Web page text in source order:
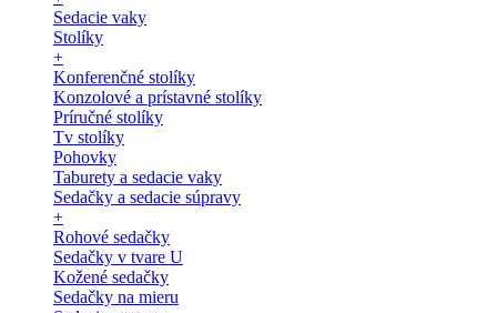
Sedacie vaky
Stolíky
+
Konferenčné stolíky
Konzolové a prístavné stolíky
Príručné stolíky
Tv stolíky
Pohovky
Taburety a sedacie vaky
Sedačky a sedacie súpravy
+
Rohové sedačky
Sedačky v tvare U
Kožené sedačky
Sedačky na mieru